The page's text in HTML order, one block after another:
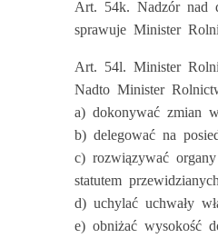
Art. 54k. Nadzór nad
sprawuje Minister
Art. 54l. Minister
Nadto Minister
a) dokonywać zmian
b) delegować na
c) rozwiązywać
statutem
d) uchylać uchwały
e) obniżać wysokość